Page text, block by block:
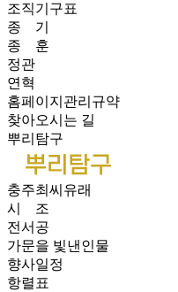
조직기구표
종 기
종 훈
정관
연혁
홈페이지관리규약
찾아오시는 길
뿌리탐구
충주최씨유래
시 조
전서공
가문을 빛낸인물
향사일정
항렬표